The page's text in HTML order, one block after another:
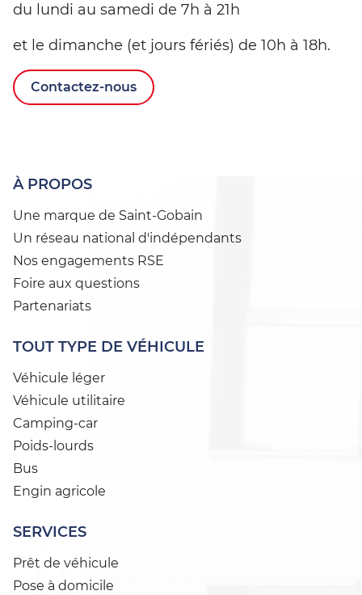
du lundi au samedi de 7h à 21h
et le dimanche (et jours fériés) de 10h à 18h.
Contactez-nous
À PROPOS
Une marque de Saint-Gobain
Un réseau national d'indépendants
Nos engagements RSE
Foire aux questions
Partenariats
TOUT TYPE DE VÉHICULE
Véhicule léger
Véhicule utilitaire
Camping-car
Poids-lourds
Bus
Engin agricole
SERVICES
Prêt de véhicule
Pose à domicile